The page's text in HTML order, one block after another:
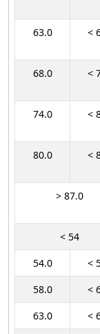
63.0 <
68.0 <
74.0 <
80.0 <
> 87.0
< 54
54.0
<
58.0
<
63.0
<